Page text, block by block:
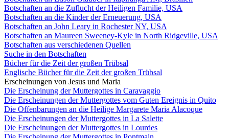
Botschaften an die Zuflucht der Heiligen Familie, USA
Botschaften an die Kinder der Erneuerung, USA
Botschaften an John Leary in Rochester NY, USA
Botschaften an Maureen Sweeney-Kyle in North Ridgeville, USA
Botschaften aus verschiedenen Quellen
Suche in den Botschaften
Bücher für die Zeit der großen Trübsal
Englische Bücher für die Zeit der großen Trübsal
Erscheinungen von Jesus und Maria
Die Erscheinung der Muttergottes in Caravaggio
Die Erscheinungen der Muttergottes vom Guten Ereignis in Quito
Die Offenbarungen an die Heilige Margarete Maria Alacoque
Die Erscheinungen der Muttergottes in La Salette
Die Erscheinungen der Muttergottes in Lourdes